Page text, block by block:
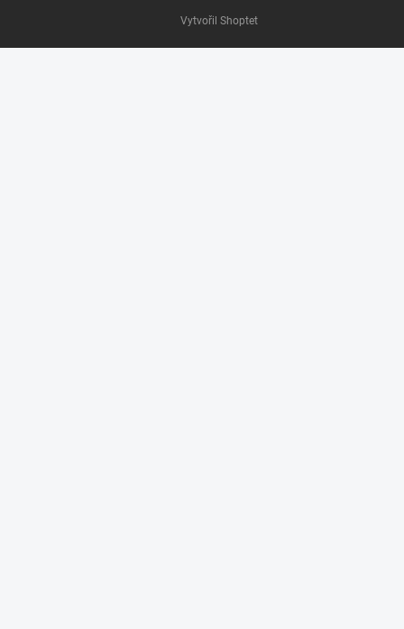
Vytvořil Shoptet